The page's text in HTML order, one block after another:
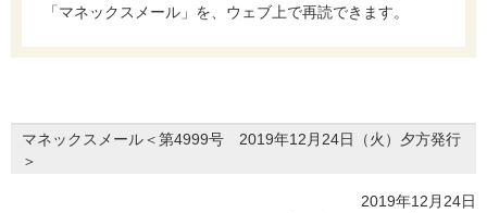
「マネックスメール」を、ウェブ上で再読できます。
マネックスメール＜第4999号 2019年12月24日（火）夕方発行
＞
2019年12月24日